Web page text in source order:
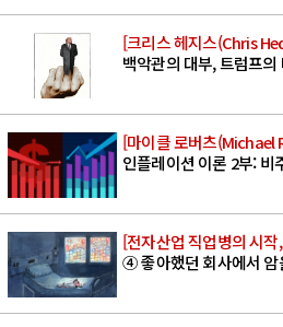
[크리스 헤지스(Chris
백악관의 대부, 트럼프의
[마이클 로버츠(Michael
인플레이션 이론 2부: 비
[전자산업 직업병의 시
④ 좋아했던 회사에서 암